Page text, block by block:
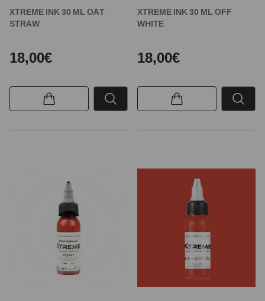
XTREME INK 30 ML OAT
STRAW
18,00€
XTREME INK 30 ML OFF
WHITE
18,00€